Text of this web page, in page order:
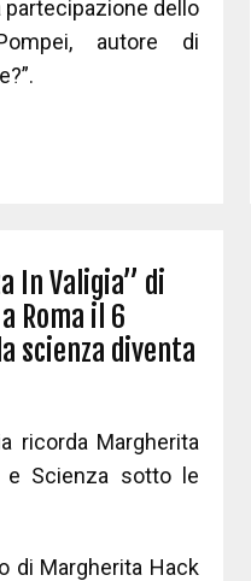
dello
autore di
In Valigia” di
Roma il 6
scienza diventa
ricorda Margherita
e Scienza sotto le
di Margherita Hack